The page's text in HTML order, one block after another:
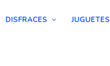
DISFRACES JUGUETES